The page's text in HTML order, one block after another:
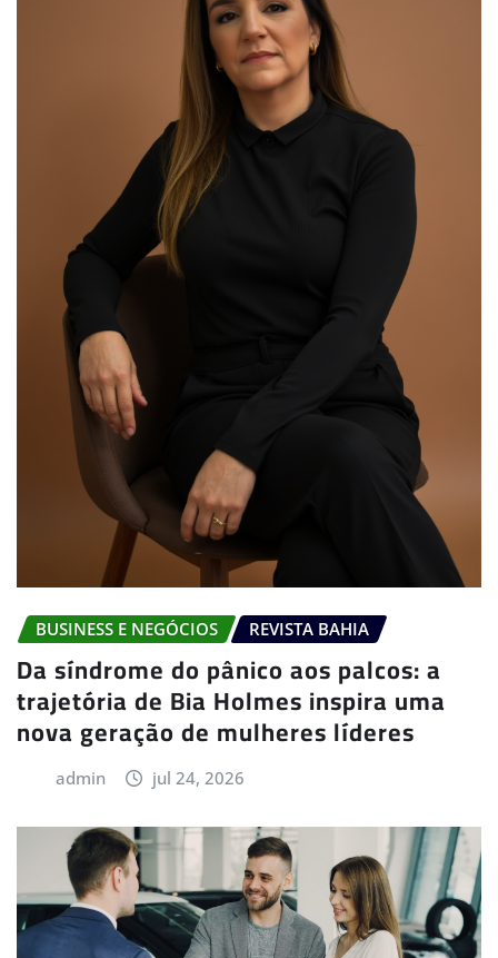
BUSINESS E NEGÓCIOS REVISTA BAHIA
Da síndrome do pânico aos palcos: a
trajetória de Bia Holmes inspira uma
nova geração de mulheres líderes
admin jul 24, 2026